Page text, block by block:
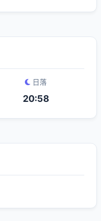
日落
20:58